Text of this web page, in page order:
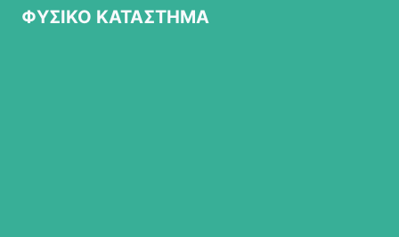
ΦΥΣΙΚΟ ΚΑΤΑΣΤΗΜΑ